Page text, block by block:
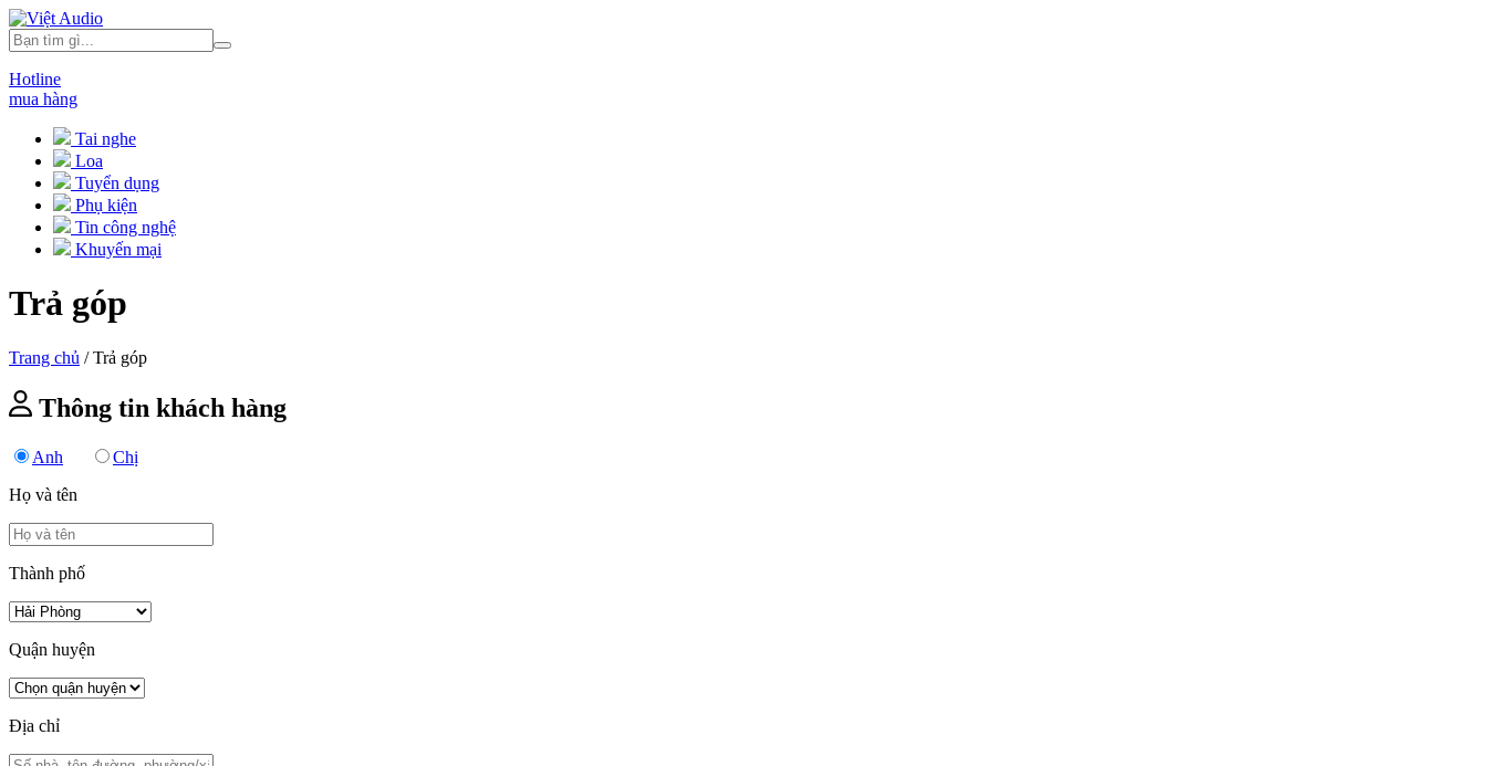
Hotline
mua hàng
Tai nghe
Loa
Tuyển dụng
Phụ kiện
Tin công nghệ
Khuyến mại
Trả góp
Trang chủ / Trả góp
Thông tin khách hàng
Anh
Chị
Họ và tên
Thành phố
Quận huyện
Địa chỉ